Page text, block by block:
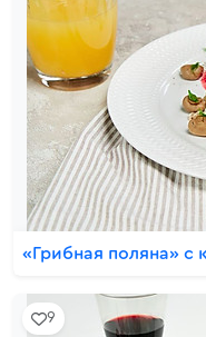
«Грибная поляна» с
9